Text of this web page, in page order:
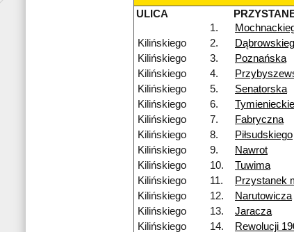
ULICA
1.
Kilińskiego
2.
Kilińskiego
3. Poznańska
Kilińskiego
4.
Kilińskiego
5. Senatorska
Kilińskiego
6.
Kilińskiego
7. Fabryczna
Kilińskiego
8. Piłsudskiego
Kilińskiego
9. Nawrot
Kilińskiego
10. Tuwima
Kilińskiego
11. Przystanek
Kilińskiego
12. Narutowicza
Kilińskiego
13. Jaracza
Kilińskiego
14. Rewolucji